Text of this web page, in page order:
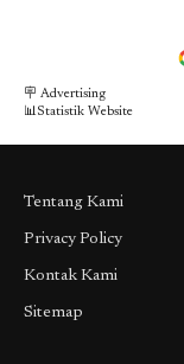
🪧 Advertising
📊Statistik Website
Tentang Kami
Privacy Policy
Kontak Kami
Sitemap